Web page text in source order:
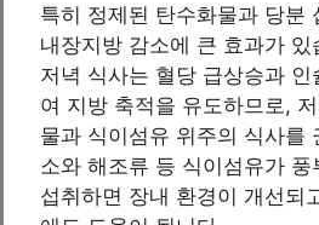
특히 정제된 탄수화물과 당분
내장지방 감소에 큰 효과가
저녁 식사는 혈당 급상승과
여 지방 축적을 유도하므로,
물과 식이섬유 위주의 식사를
소와 해조류 등 식이섬유가 풍
섭취하면 장내 환경이 개선되